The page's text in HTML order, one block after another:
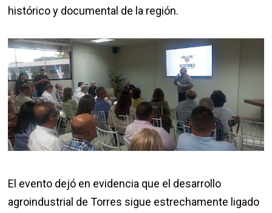
histórico y documental de la región.
El evento dejó en evidencia que el desarrollo
agroindustrial de Torres sigue estrechamente ligado